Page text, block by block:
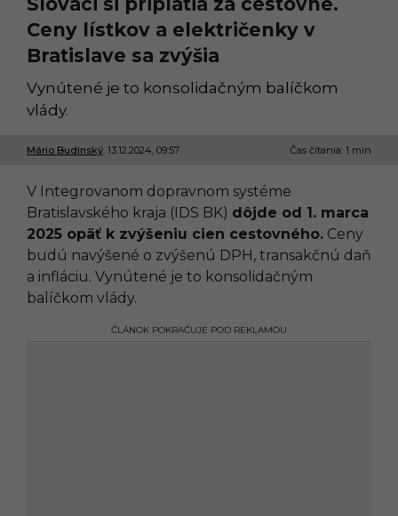
Ceny lístkov a električenky v
Bratislave sa zvýšia
Vynútené je to konsolidačným balíčkom
vlády.
Mário Budinský 13.12.2024, 09:57
1
1
2
.
2
0
2
4
0
Čas čítania: 1 min
V Integrovanom dopravnom systéme
Bratislavského kraja (IDS BK) dôjde od 1. marca
2025 opäť k zvýšeniu cien cestovného. Ceny
budú navýšené o zvýšenú DPH, transakčnú daň
a infláciu. Vynútené je to konsolidačným
balíčkom vlády.
ČLÁNOK POKRAČUJE POD REKLAMOU